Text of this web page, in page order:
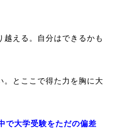
越える。自分はできるかも
。とここで得た力を胸に大
で大学受験をただの偏差